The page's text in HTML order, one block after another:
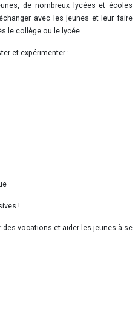
de nombreux lycées et écoles
avec les jeunes et leur faire
le collège ou le lycée.
et expérimenter :
!
des vocations et aider les jeunes à se